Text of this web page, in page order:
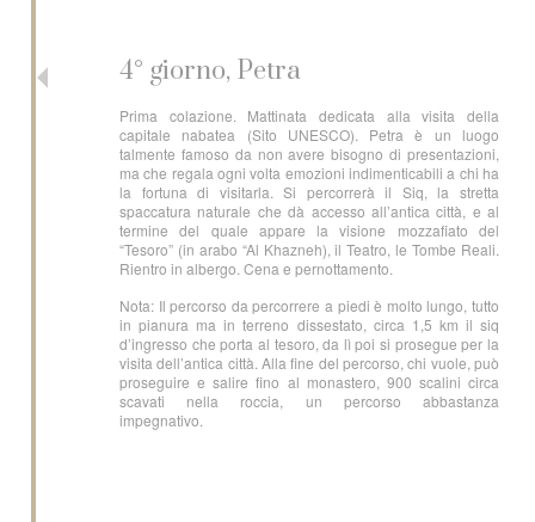
4° giorno, Petra
Prima colazione. Mattinata dedicata alla visita della
capitale nabatea (Sito UNESCO). Petra è un luogo
talmente famoso da non avere bisogno di presentazioni,
ma che regala ogni volta emozioni indimenticabili a chi ha
la fortuna di visitarla. Si percorrerà il Siq, la stretta
spaccatura naturale che dà accesso all’antica città, e al
termine del quale appare la visione mozzafiato del
“Tesoro” (in arabo “Al Khazneh), il Teatro, le Tombe Reali.
Rientro in albergo. Cena e pernottamento.
Nota: Il percorso da percorrere a piedi è molto lungo, tutto
in pianura ma in terreno dissestato, circa 1,5 km il siq
d’ingresso che porta al tesoro, da lì poi si prosegue per la
visita dell’antica città. Alla fine del percorso, chi vuole, può
proseguire e salire fino al monastero, 900 scalini circa
scavati nella roccia, un percorso abbastanza
impegnativo.